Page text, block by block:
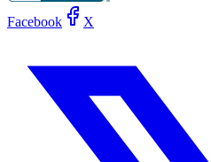
Facebook X